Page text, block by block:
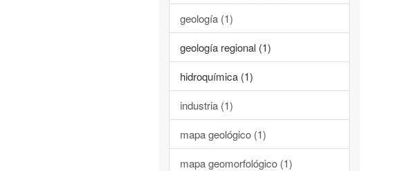
geología (1)
geología regional (1)
hidroquímica (1)
industria (1)
mapa geológico (1)
mapa geomorfológico (1)